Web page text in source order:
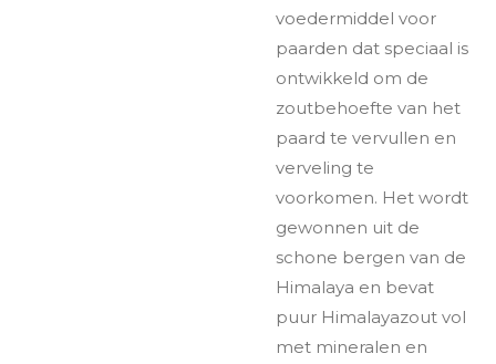
voedermiddel voor
paarden dat speciaal is
ontwikkeld om de
zoutbehoefte van het
paard te vervullen en
verveling te
voorkomen. Het wordt
gewonnen uit de
schone bergen van de
Himalaya en bevat
puur Himalayazout vol
met mineralen en